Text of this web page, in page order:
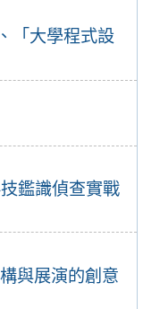
「大學程式設
鑑識偵查實戰
與展演的創意